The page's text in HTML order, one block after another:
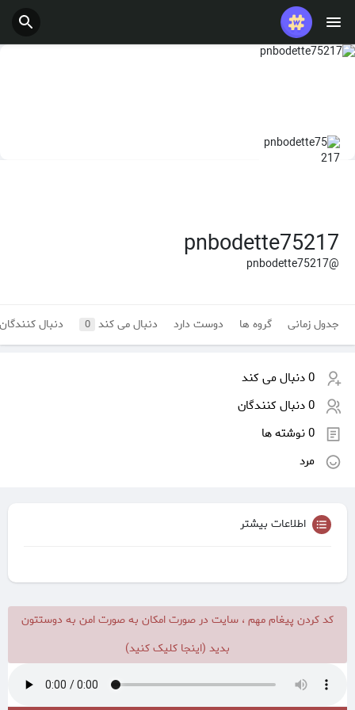
pnbodette75217
@pnbodette75217
جدول زمانی گروه ها دوست دارد دنبال می کند 0 دنبال
0 دنبال می کند
0 دنبال کنندگان
0 نوشته ها
مرد
اطلاعات بیشتر
کد کردن پیغام مهم ، سایت در صورت امکان به صورت امن به دوستتون
بدید (اینجا کلیک کنید)